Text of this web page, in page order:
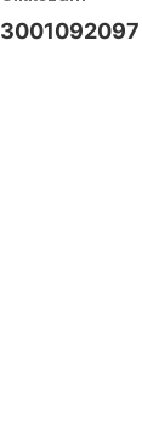
3001092097